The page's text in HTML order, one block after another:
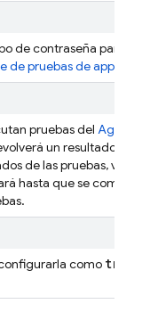
de contraseña para el
de pruebas de apps
pruebas del Agente
un resultado de
de las pruebas, visita
hasta que se
como true